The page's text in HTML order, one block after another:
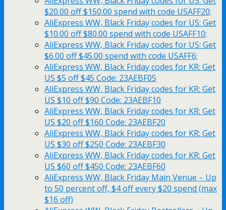
$20.00 off $150.00 spend with code USAFF20;
AliExpress WW, Black Friday codes for US: Get
$10.00 off $80.00 spend with code USAFF10;
AliExpress WW, Black Friday codes for US: Get
$6.00 off $45.00 spend with code USAFF6;
AliExpress WW, Black Friday codes for KR: Get
US $5 off $45 Code: 23AEBF05
AliExpress WW, Black Friday codes for KR: Get
US $10 off $90 Code: 23AEBF10
AliExpress WW, Black Friday codes for KR: Get
US $20 off $160 Code: 23AEBF20
AliExpress WW, Black Friday codes for KR: Get
US $30 off $250 Code: 23AEBF30
AliExpress WW, Black Friday codes for KR: Get
US $60 off $450 Code: 23AEBF60
AliExpress WW, Black Friday Main Venue – Up
to 50 percent off, $4 off every $20 spend (max
$16 off)